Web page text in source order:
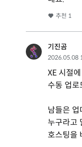
추천 1
기진곰
2026.05.08
XE 시절
수동 업로
남들은
누구라고
호스팅을